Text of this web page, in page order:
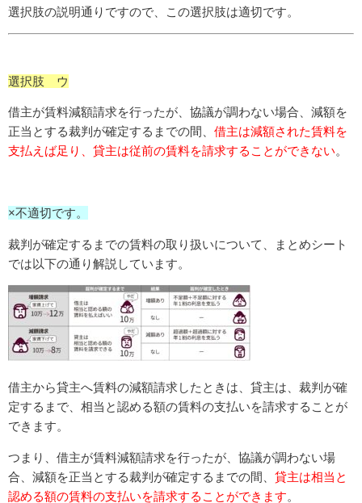
選択肢の説明通りですので、この選択肢は適切です。
選択肢 ウ
借主が賃料減額請求を行ったが、協議が調わない場合、減額を
正当とする裁判が確定するまでの間、 借主は減額された賃料を
支払えば足り、貸主は従前の賃料を請求することができない。
×不適切です。
裁判が確定するまでの賃料の取り扱いについて、まとめシート
では以下の通り解説しています。
借主から貸主へ賃料の減額請求したときは、貸主は、裁判が確
定するまで、相当と認める額の賃料の支払いを請求することが
できます。
つまり、借主が賃料減額請求を行ったが、協議が調わない場
合、減額を正当とする裁判が確定するまでの間、 貸主は相当と
認める額の賃料の支払いを請求することができます。